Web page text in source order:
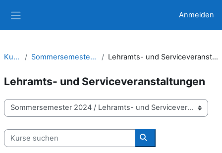
Anmelden
Kurse Sommersemester 2024 Lehramts- und Serviceveranstaltungen
Lehramts- und Serviceveranstaltungen
Kursbereiche
Kurse suchen
Kurse suchen